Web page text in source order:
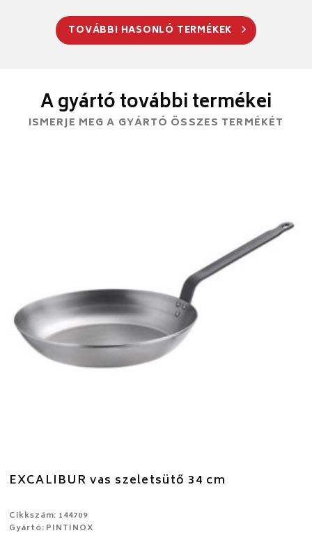
TOVÁBBI HASONLÓ TERMÉKEK
A gyártó további termékei
ISMERJE MEG A GYÁRTÓ ÖSSZES TERMÉKÉT
EXCALIBUR vas szeletsütő 34 cm
Cikkszám: 144709
Gyártó: PINTINOX